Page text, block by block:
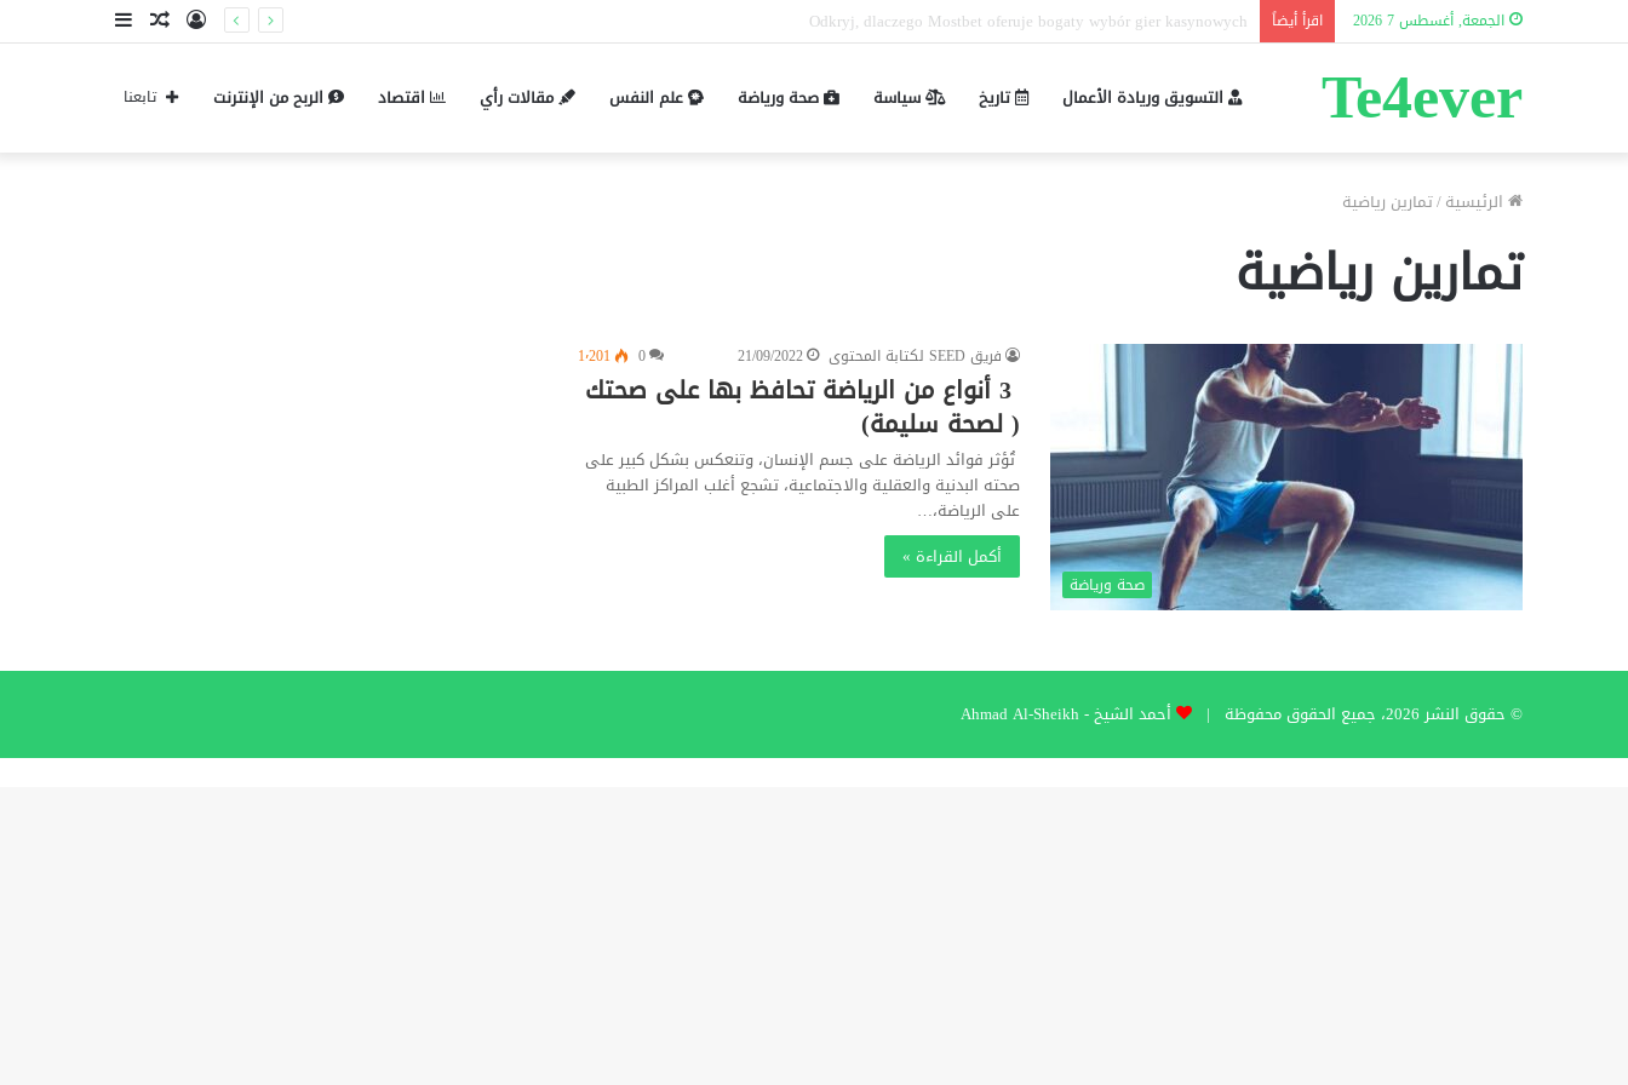
الجمعة, أغسطس 7 2026 اقرأ أيضاً Pin-up mobil və masaüstü giriş fərqləri: Performans tərkibi nədir?
إضافةمقالتسجيل
Te4ever التسويق وريادة الأعمال تاريخ سياسة صحة ورياضة علم النفس مقالات رأي اقتصاد الربح من الإنترنت تابعنا
الرئيسية/تمارين رياضية
تمارين رياضية
صحة ورياضة
فريق SEED لكتابة المحتوى 21/09/2022
0 1٬201
3 أنواع من الرياضة تحافظ بها على صحتك
( لصحة سليمة)
تُؤثر فوائد الرياضة على جسم الإنسان، وتنعكس بشكل كبير على
صحته البدنية والعقلية والاجتماعية، تشجع أغلب المراكز الطبية
على الرياضة،…
أكمل القراءة »
© حقوق النشر 2026، جميع الحقوق محفوظة | أحمد الشيخ - Ahmad Al-Sheikh